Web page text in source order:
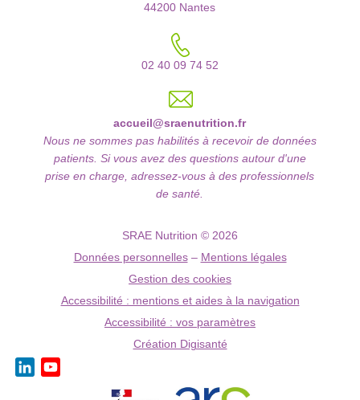
44200 Nantes
02 40 09 74 52
accueil@sraenutrition.fr
Nous ne sommes pas habilités à recevoir de données
patients. Si vous avez des questions autour d'une
prise en charge, adressez-vous à des professionnels
de santé.
SRAE Nutrition © 2026
Données personnelles– Mentions légales
Gestion des cookies
Accessibilité : mentions et aides à la navigation
Accessibilité : vos paramètres
Création Digisanté
LinkedIn